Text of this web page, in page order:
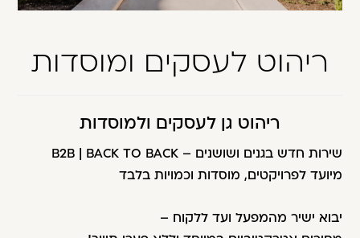
דאגנו לכם ליצירת חשבון קלה ומהירה במיוחד.
משתמש רשום כבר עכשיו.
להרשמה
ריהוט לעסקים ומוסדות
ריהוט גן לעסקים ולמוסדות
שירות חדש בגנים ושושנים – B2B | BACK TO BACK
מיועד לפרויקטים, מוסדות וכמויות בלבד
יבוא ישיר מהמפעל ועד ללקוח –